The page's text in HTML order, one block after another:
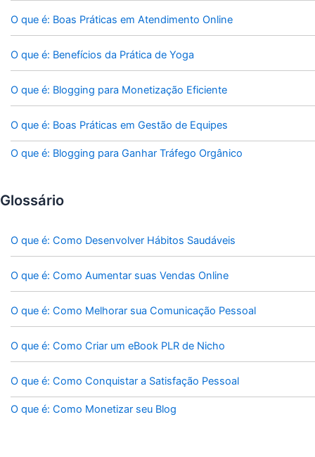
O que é: Boas Práticas em Atendimento Online
O que é: Benefícios da Prática de Yoga
O que é: Blogging para Monetização Eficiente
O que é: Boas Práticas em Gestão de Equipes
O que é: Blogging para Ganhar Tráfego Orgânico
Glossário
O que é: Como Desenvolver Hábitos Saudáveis
O que é: Como Aumentar suas Vendas Online
O que é: Como Melhorar sua Comunicação Pessoal
O que é: Como Criar um eBook PLR de Nicho
O que é: Como Conquistar a Satisfação Pessoal
O que é: Como Monetizar seu Blog